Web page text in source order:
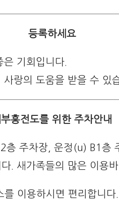
등록하세요
기회입니다.
랑의 도움을 받을 수 있
흥전도를 위한 주차안내
주차장, 운정(u) B1층
. 새가족들의 많은 이용바
이용하시면 편리합니다.